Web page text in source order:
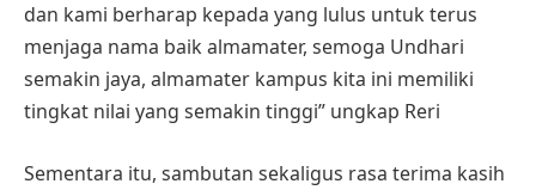
dan kami berharap kepada yang lulus untuk terus
menjaga nama baik almamater, semoga Undhari
semakin jaya, almamater kampus kita ini memiliki
tingkat nilai yang semakin tinggi” ungkap Reri
Sementara itu, sambutan sekaligus rasa terima kasih